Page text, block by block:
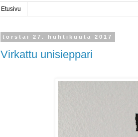
Etusivu
torstai 27. huhtikuuta 2017
Virkattu unisieppari